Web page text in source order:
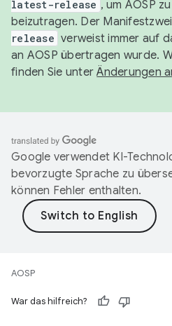
latest-release , um AOSP
beizutragen. Der
release verweist immer auf
an AOSP übertragen wurde.
finden Sie unterÄnderungen
Google verwendet KI-
bevorzugte Sprache zu
können Fehler enthalten.
AOSP
War das hilfreich?